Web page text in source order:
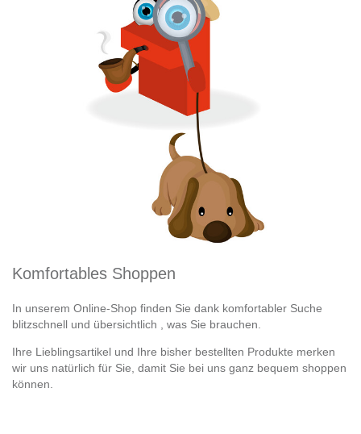
Komfortables Shoppen
In unserem Online-Shop finden Sie dank komfortabler Suche
blitzschnell und übersichtlich , was Sie brauchen.
Ihre Lieblingsartikel und Ihre bisher bestellten Produkte merken
wir uns natürlich für Sie, damit Sie bei uns ganz bequem shoppen
können.